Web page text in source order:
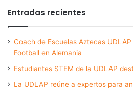
Entradas recientes
Coach de Escuelas Aztecas
Football en Alemania
Estudiantes STEM de la UDLAP
La UDLAP reúne a expertos para